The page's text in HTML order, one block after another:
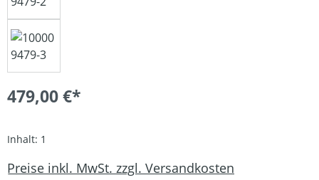
479,00 €*
Inhalt: 1
Preise inkl. MwSt. zzgl. Versandkosten